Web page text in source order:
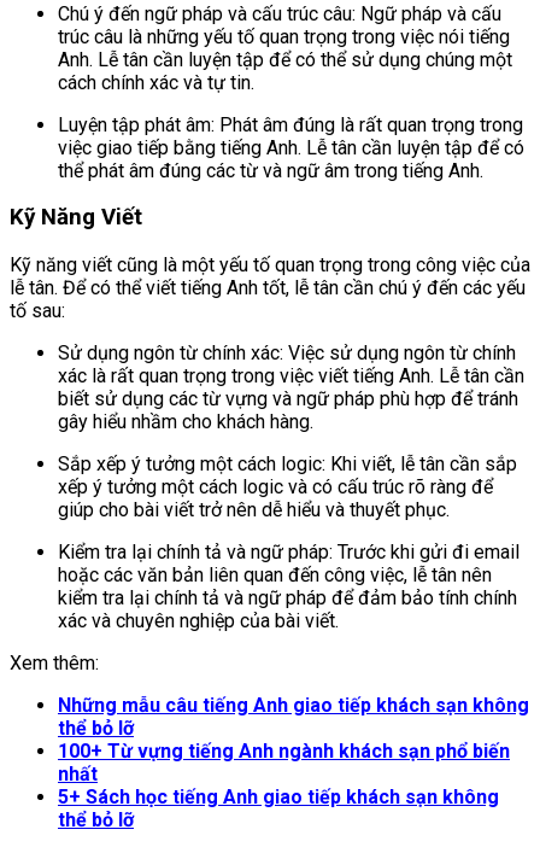
Chú ý đến ngữ pháp và cấu trúc câu: Ngữ pháp và cấu
trúc câu là những yếu tố quan trọng trong việc nói tiếng
Anh. Lễ tân cần luyện tập để có thể sử dụng chúng một
cách chính xác và tự tin.
Luyện tập phát âm: Phát âm đúng là rất quan trọng trong
việc giao tiếp bằng tiếng Anh. Lễ tân cần luyện tập để có
thể phát âm đúng các từ và ngữ âm trong tiếng Anh.
Kỹ Năng Viết
Kỹ năng viết cũng là một yếu tố quan trọng trong công việc của
lễ tân. Để có thể viết tiếng Anh tốt, lễ tân cần chú ý đến các yếu
tố sau:
Sử dụng ngôn từ chính xác: Việc sử dụng ngôn từ chính
xác là rất quan trọng trong việc viết tiếng Anh. Lễ tân cần
biết sử dụng các từ vựng và ngữ pháp phù hợp để tránh
gây hiểu nhầm cho khách hàng.
Sắp xếp ý tưởng một cách logic: Khi viết, lễ tân cần sắp
xếp ý tưởng một cách logic và có cấu trúc rõ ràng để
giúp cho bài viết trở nên dễ hiểu và thuyết phục.
Kiểm tra lại chính tả và ngữ pháp: Trước khi gửi đi email
hoặc các văn bản liên quan đến công việc, lễ tân nên
kiểm tra lại chính tả và ngữ pháp để đảm bảo tính chính
xác và chuyên nghiệp của bài viết.
Xem thêm:
Những mẫu câu tiếng Anh giao tiếp khách sạn không
thể bỏ lỡ
100+ Từ vựng tiếng Anh ngành khách sạn phổ biến
nhất
5+ Sách học tiếng Anh giao tiếp khách sạn không
thể bỏ lỡ